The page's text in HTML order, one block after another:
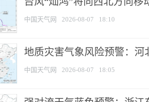
中国天气网 2026-08-07 18:10
地质灾害气象风险预警：河
中国天气网 2026-08-07 18:05